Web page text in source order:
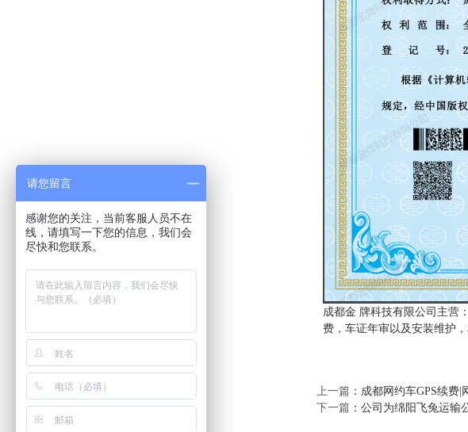
成都金 牌科技有限公司主营
费，车证年审以及安装维护
上一篇 ： 成都网约车GPS续费
下一篇 ： 公司为绵阳飞兔运输
请您留言
感谢您的关注，当前客服人员不在
线，请填写一下您的信息，我们会
尽快和您联系。